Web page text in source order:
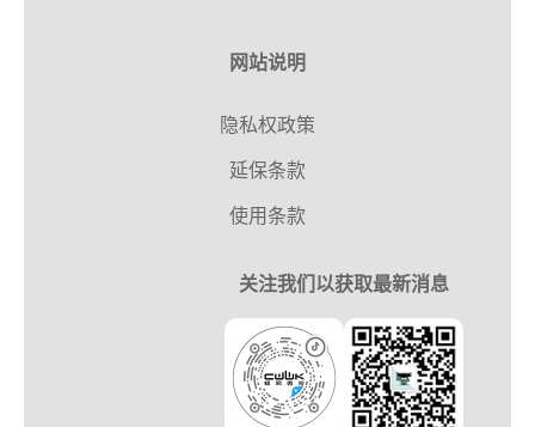
网站说明
隐私权政策
延保条款
使用条款
关注我们以获取最新消息